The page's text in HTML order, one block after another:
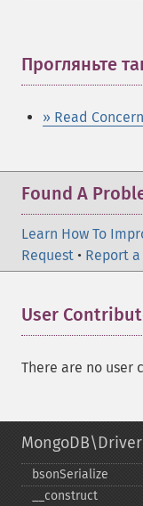
Прогляньте
» Read
Found A
Learn How To
Request • Report a
User
There are no user
bsonSerialize
_​_​construct